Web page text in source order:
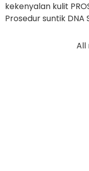
kekenyalan kulit
Prosedur suntik DNA
All